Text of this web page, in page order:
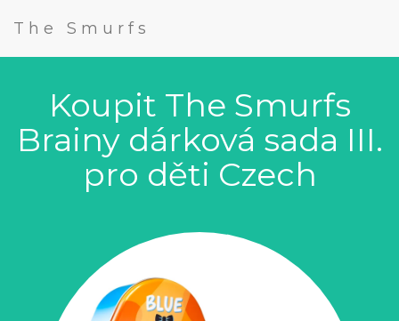
The Smurfs
Koupit The Smurfs
Brainy dárková sada III.
pro děti Czech